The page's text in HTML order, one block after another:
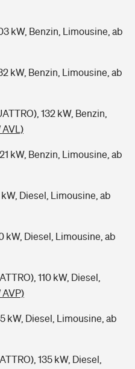
kW, Benzin, Limousine, ab
kW, Benzin, Limousine, ab
132 kW, Benzin,
kW, Benzin, Limousine, ab
Diesel, Limousine, ab
kW, Diesel, Limousine, ab
110 kW, Diesel,
kW, Diesel, Limousine, ab
135 kW, Diesel,